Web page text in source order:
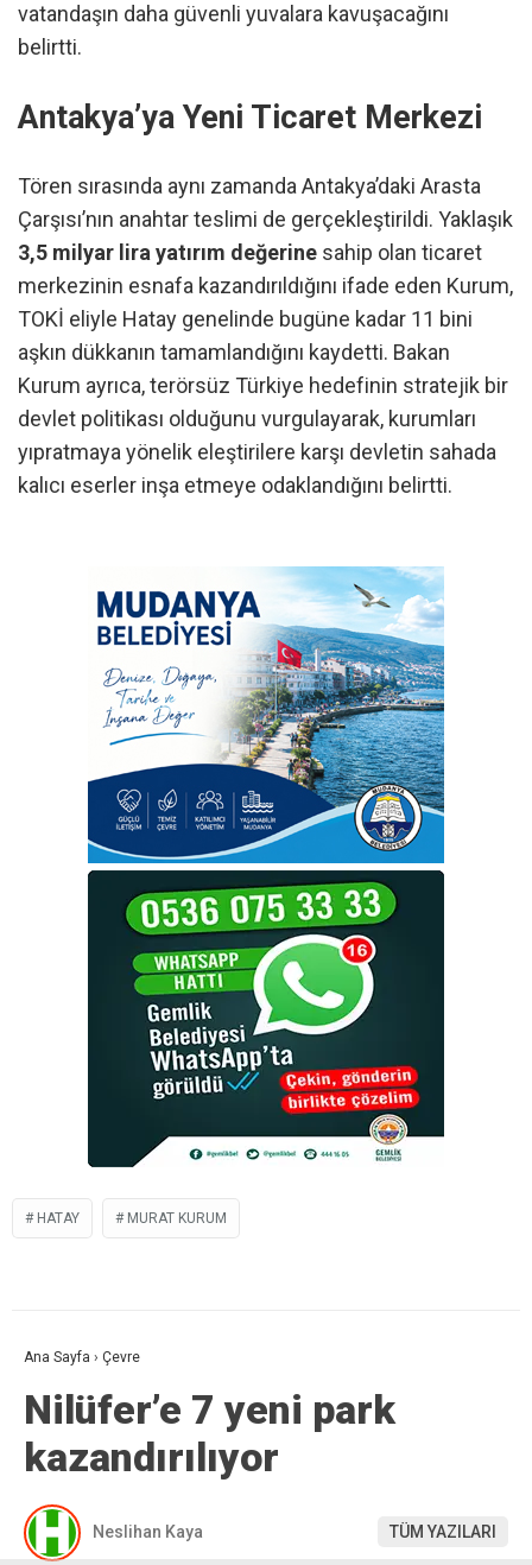
vatandaşın daha güvenli yuvalara kavuşacağını
belirtti.
Antakya’ya Yeni Ticaret Merkezi
Tören sırasında aynı zamanda Antakya’daki Arasta
Çarşısı’nın anahtar teslimi de gerçekleştirildi. Yaklaşık
3,5 milyar lira yatırım değerine sahip olan ticaret
merkezinin esnafa kazandırıldığını ifade eden Kurum,
TOKİ eliyle Hatay genelinde bugüne kadar 11 bini
aşkın dükkanın tamamlandığını kaydetti. Bakan
Kurum ayrıca, terörsüz Türkiye hedefinin stratejik bir
devlet politikası olduğunu vurgulayarak, kurumları
yıpratmaya yönelik eleştirilere karşı devletin sahada
kalıcı eserler inşa etmeye odaklandığını belirtti.
HATAY MURAT KURUM
Ana Sayfa › Çevre
Nilüfer’e 7 yeni park
kazandırılıyor
Neslihan Kaya TÜM YAZILARI